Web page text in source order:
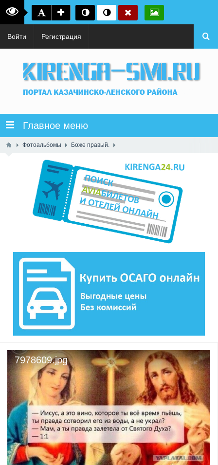
Войти Регистрация
Главное меню
Фотоальбомы Боже правый.
7978609.jpg